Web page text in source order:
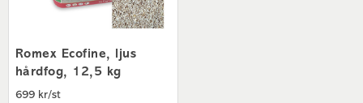
Romex Ecofine, ljus
hårdfog, 12,5 kg
699 kr/st